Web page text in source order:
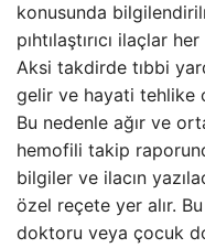
konusunda
pıhtılaştırıcı ilaçlar
Aksi takdirde tıbbi
gelir ve hayati tehlike
Bu nedenle ağır ve
hemofili takip
bilgiler ve ilacın
özel reçete yer alır.
doktoru veya çocuk